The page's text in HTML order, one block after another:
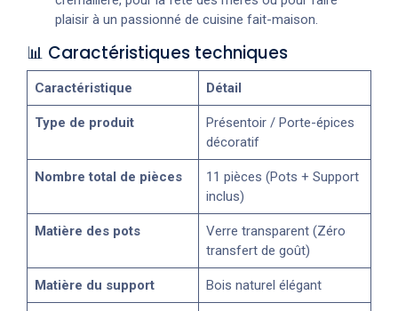
plaisir à un passionné de cuisine fait-maison.
📊 Caractéristiques techniques
Caractéristique Détail
Type de produit
Présentoir / Porte-épices
décoratif
Nombre total de pièces
11 pièces (Pots + Support
inclus)
Matière des pots
Verre transparent (Zéro
transfert de goût)
Matière du support Bois naturel élégant